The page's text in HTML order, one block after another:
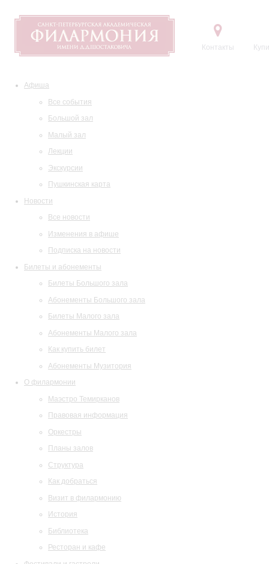
Контакты
Афиша
Все события
Большой зал
Малый зал
Лекции
Экскурсии
Пушкинская карта
Новости
Все новости
Изменения в афише
Подписка на новости
Билеты и абонементы
Билеты Большого зала
Абонементы Большого зала
Билеты Малого зала
Абонементы Малого зала
Как купить билет
Абонементы Музитория
О филармонии
Маэстро Темирканов
Правовая информация
Оркестры
Планы залов
Структура
Как добраться
Визит в филармонию
История
Библиотека
Ресторан и кафе